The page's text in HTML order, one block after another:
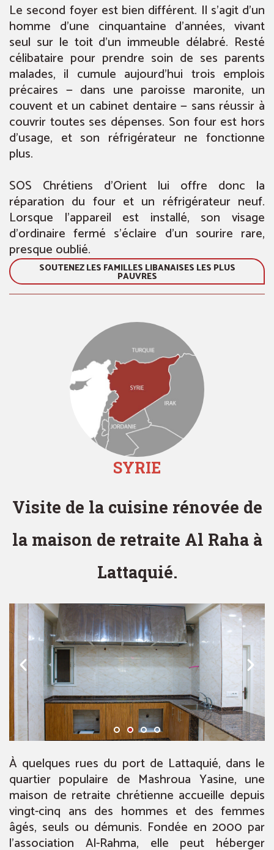
Le second foyer est bien différent. Il s’agit d’un
homme d’une cinquantaine d’années, vivant
seul sur le toit d’un immeuble délabré. Resté
célibataire pour prendre soin de ses parents
malades, il cumule aujourd’hui trois emplois
précaires — dans une paroisse maronite, un
couvent et un cabinet dentaire — sans réussir à
couvrir toutes ses dépenses. Son four est hors
d’usage, et son réfrigérateur ne fonctionne
plus.
SOS Chrétiens d’Orient lui offre donc la
réparation du four et un réfrigérateur neuf.
Lorsque l’appareil est installé, son visage
d’ordinaire fermé s’éclaire d’un sourire rare,
presque oublié.
SOUTENEZ LES FAMILLES LIBANAISES LES PLUS
PAUVRES
SYRIE
Visite de la cuisine rénovée de
la maison de retraite Al Raha à
Lattaquié.
À quelques rues du port de Lattaquié, dans le
quartier populaire de Mashroua Yasine, une
maison de retraite chrétienne accueille depuis
vingt-cinq ans des hommes et des femmes
âgés, seuls ou démunis. Fondée en 2000 par
l’association Al-Rahma, elle peut héberger